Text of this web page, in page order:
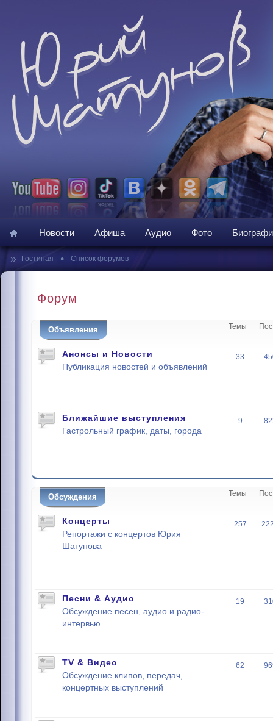
Новости Афиша Аудио Фото
» Гостиная • Список форумов
Форум
Объявления Темы
Анонсы и Новости
Публикация новостей и объявлений
33
Ближайшие выступления
Гастрольный график, даты, города
9
Обсуждения Темы
Концерты
Репортажи с концертов Юрия
Шатунова
257
Песни & Аудио
Обсуждение песен, аудио и радио-
интервью
19
TV & Видео
Обсуждение клипов, передач,
концертных выступлений
62